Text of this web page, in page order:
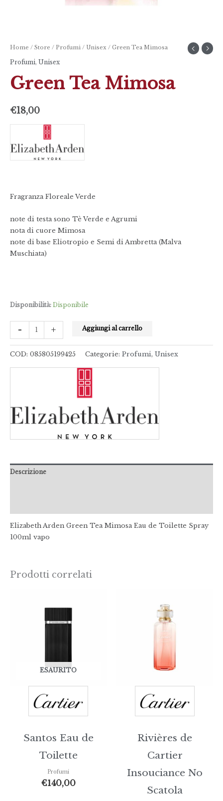
Home / Store / Profumi / Unisex / Green Tea Mimosa
Profumi, Unisex
Green Tea Mimosa
€18,00
Fragranza Floreale Verde
note di testa sono Tè Verde e Agrumi
nota di cuore Mimosa
note di base Eliotropio e Semi di Ambretta (Malva
Muschiata)
Disponibilità: Disponibile
- + Aggiungi al carrello
COD: 085805199425 Categorie: Profumi, Unisex
Descrizione
Elizabeth Arden Green Tea Mimosa Eau de Toilette Spray
100ml vapo
Prodotti correlati
ESAURITO
Santos Eau de
Toilette
Profumi
€140,00
Rivières de
Cartier
Insouciance No
Scatola